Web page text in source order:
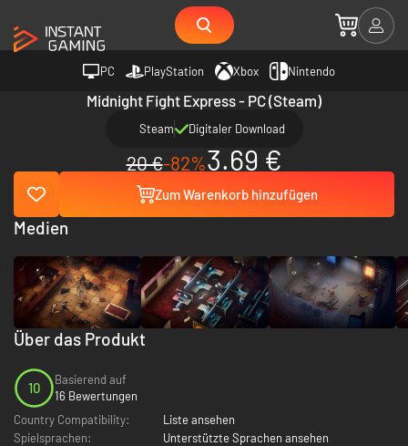
PC PlayStation Xbox Nintendo
Midnight Fight Express - PC (Steam)
Steam Digitaler Download
20 €-82%3.69 €
Zum Warenkorb hinzufügen
Über das Produkt
10
Basierend auf
16 Bewertungen
Country Compatibility:
Liste ansehen
Spielsprachen:
Unterstützte Sprachen ansehen
Medien